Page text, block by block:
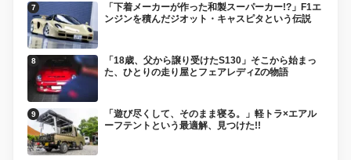
「下着メーカーが作った和製スーパーカー!?」F1エ
ンジンを積んだジオット・キャスピタという伝説
「18歳、父から譲り受けたS130」そこから始まっ
た、ひとりの走り屋とフェアレディZの物語
「遊び尽くして、そのまま寝る。」軽トラ×エアル
ーフテントという最適解、見つけた!!